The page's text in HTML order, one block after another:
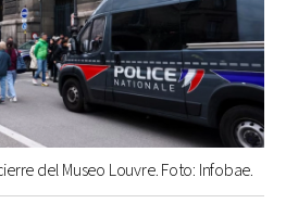
del Museo Louvre. Foto: Infobae.